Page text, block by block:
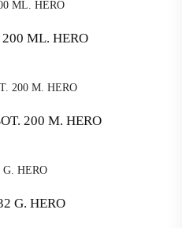
ML. HERO
200 M. HERO
G. HERO